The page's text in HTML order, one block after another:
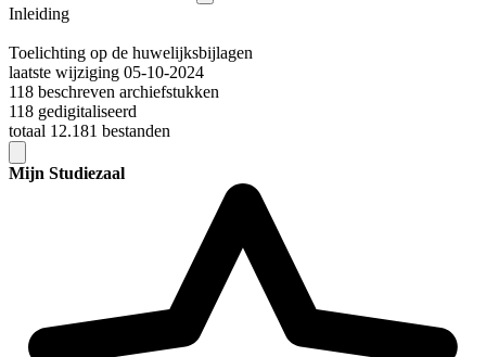
Inleiding
Toelichting op de huwelijksbijlagen
laatste wijziging 05-10-2024
118 beschreven archiefstukken
118 gedigitaliseerd
totaal 12.181 bestanden
Mijn Studiezaal